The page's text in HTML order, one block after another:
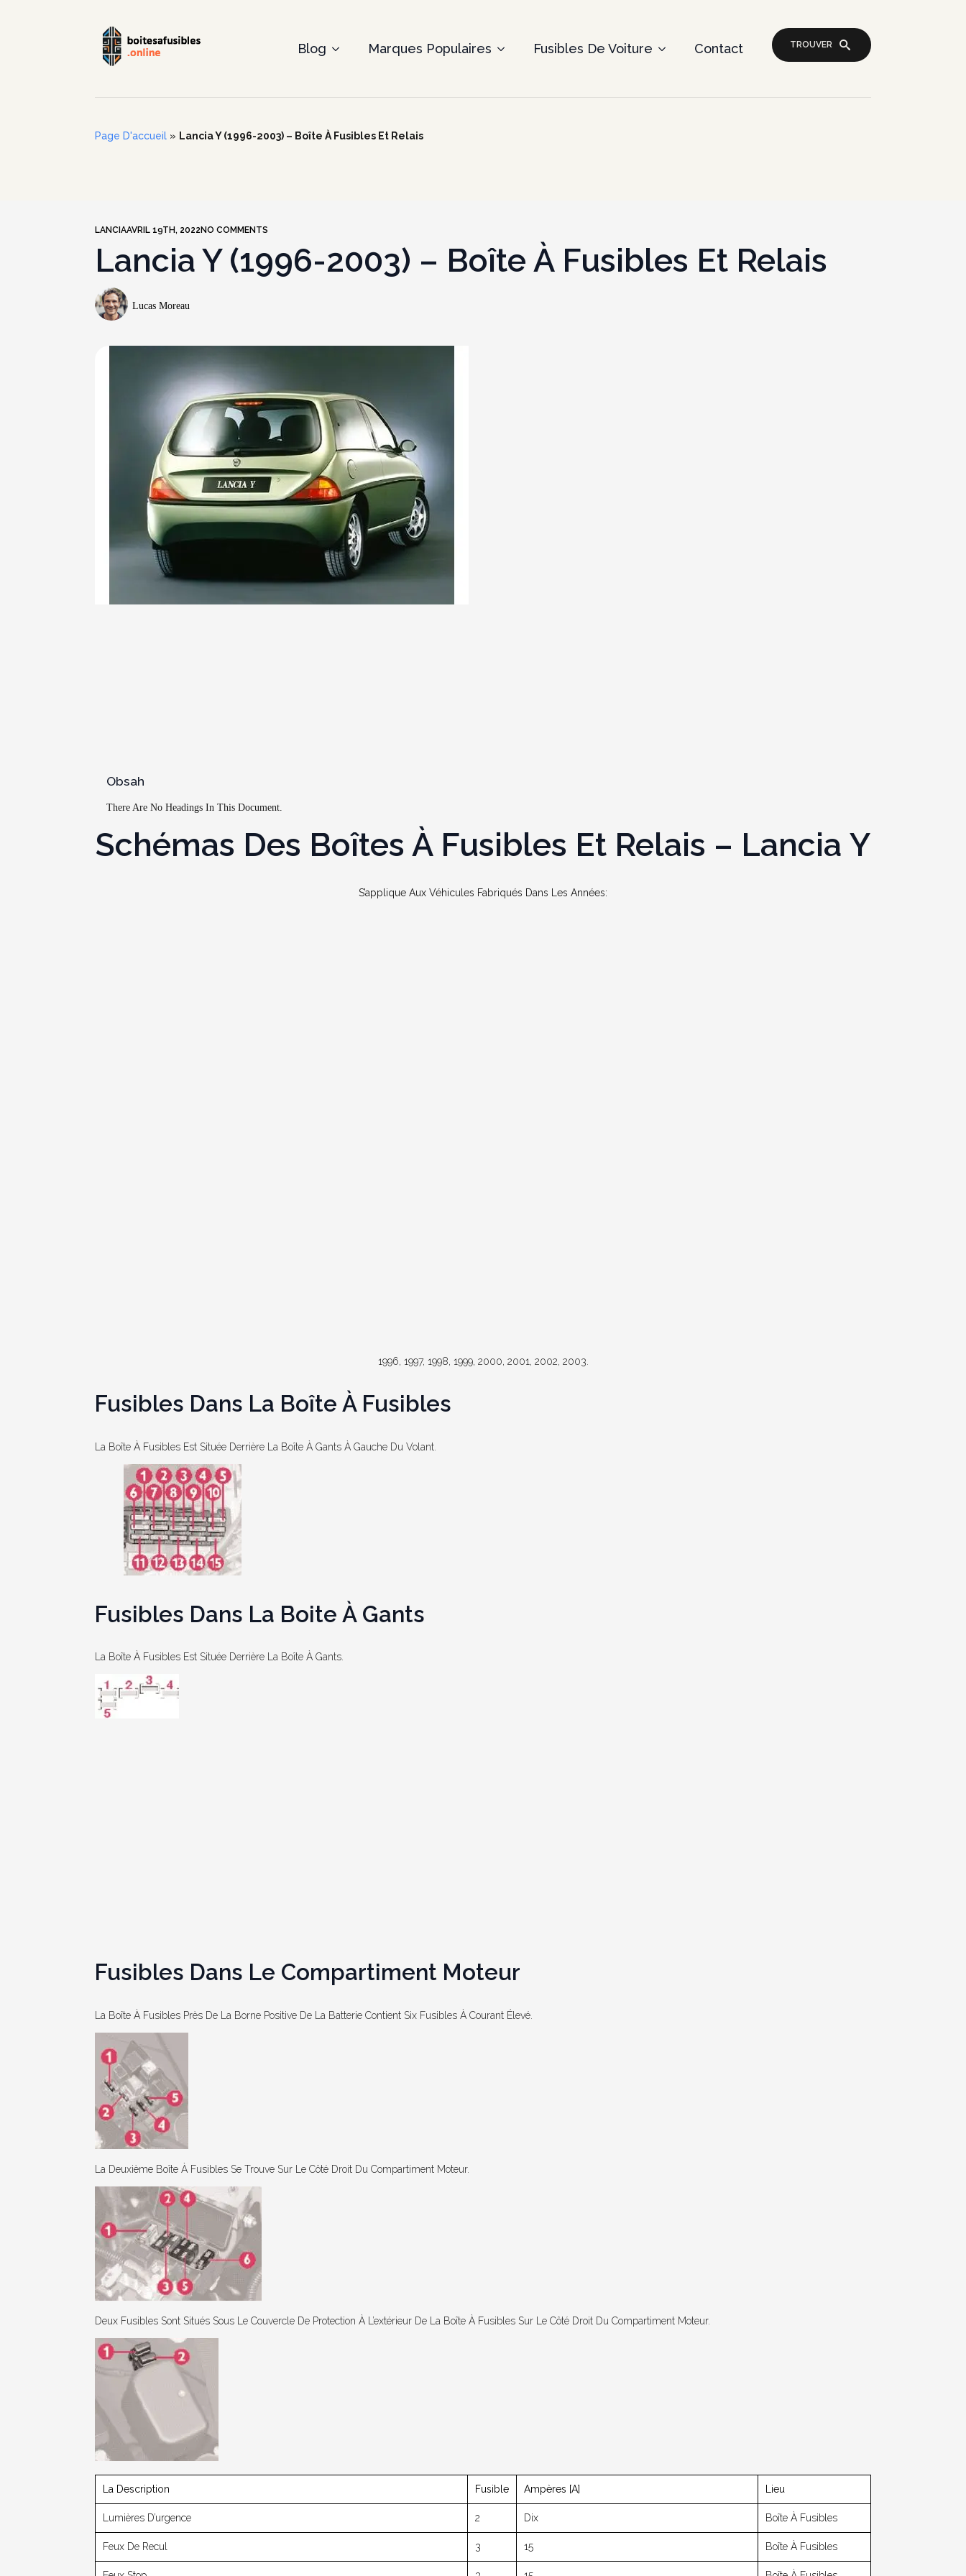
Blog Marques Populaires Fusibles De Voiture Contact TROUVER
Page D'accueil » Lancia Y (1996-2003) – Boîte À Fusibles Et Relais
LANCIAAVRIL 19TH, 2022 NO COMMENTS
Lancia Y (1996-2003) – Boîte À Fusibles Et Relais
Lucas Moreau
Obsah
There Are No Headings In This Document.
Schémas Des Boîtes À Fusibles Et Relais – Lancia Y
S’applique Aux Véhicules Fabriqués Dans Les Années:
1996, 1997, 1998, 1999, 2000, 2001, 2002, 2003.
Fusibles Dans La Boîte À Fusibles
La Boîte À Fusibles Est Située Derrière La Boîte À Gants À Gauche Du Volant.
Fusibles Dans La Boite À Gants
La Boîte À Fusibles Est Située Derrière La Boîte À Gants.
Fusibles Dans Le Compartiment Moteur
La Boîte À Fusibles Près De La Borne Positive De La Batterie Contient Six Fusibles À Courant Élevé.
La Deuxième Boîte À Fusibles Se Trouve Sur Le Côté Droit Du Compartiment Moteur.
Deux Fusibles Sont Situés Sous Le Couvercle De Protection À L’extérieur De La Boîte À Fusibles Sur Le Côté Droit Du Compartiment Moteur.
La Description Fusible Ampères [A] Lieu
Lumières D’urgence 2 Dix Boîte À Fusibles
Feux De Recul 3 15 Boîte À Fusibles